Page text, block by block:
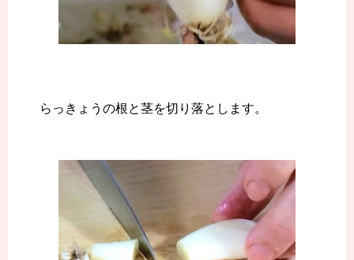
らっきょうの根と茎を切り落とします。